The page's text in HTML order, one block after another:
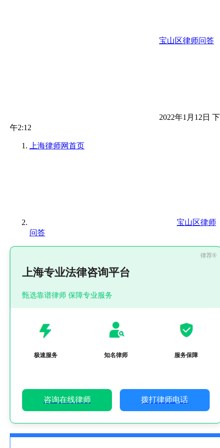
宝山区律师问答
2022年1月12日 下
午2:12
上海律师网首页
宝山区律师
问答
上海专业法律咨询平台
甄选靠谱律师 保障专业服务
极速服务 知名律师 服务保障
咨询在线律师 拨打律师电话